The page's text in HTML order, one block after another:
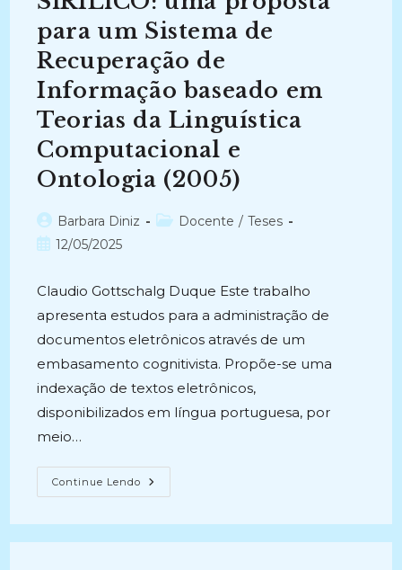
PÚBLICO
DE
ACESSO
LINHA
(2004)
para um Sistema de
Recuperação de
Informação baseado em
Teorias da Linguística
Computacional e
Ontologia (2005)
Autor
do
Barbara Diniz
Categoria
Docente / Teses
Post12/05/2025
Claudio Gottschalg Duque Este trabalho
apresenta estudos para a administração de
documentos eletrônicos através de um
embasamento cognitivista. Propõe-se uma
indexação de textos eletrônicos,
disponibilizados em língua portuguesa, por
meio…
Continue Lendo SiRILiCO:
Uma
Sistema